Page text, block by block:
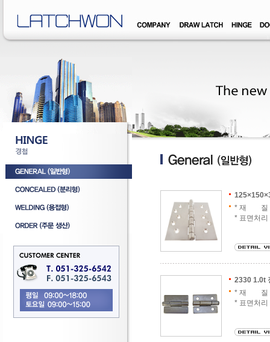
* 재 질 :
* 표면처리
2330 1.0t
* 재 질 :
* 표면처리